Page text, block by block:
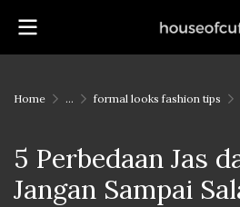
Home ... formal looks fashion tips
5 Perbedaan Jas
Jangan Sampai